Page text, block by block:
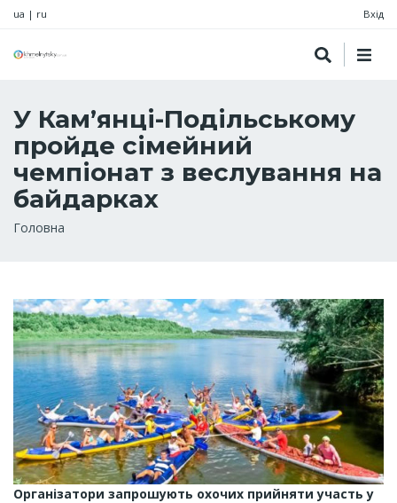
ua | ru Вхід
У Кам’янці-Подільському
пройде сімейний
чемпіонат з веслування на
байдарках
Рядок
Головна
Організатори запрошують охочих прийняти участь у